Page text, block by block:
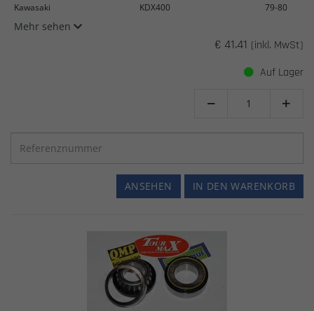
Kawasaki
KDX400 79-80
Mehr sehen
€ 41.41 (inkl. MwSt)
Auf Lager
 
IN DEN WARENKORB
ANSEHEN